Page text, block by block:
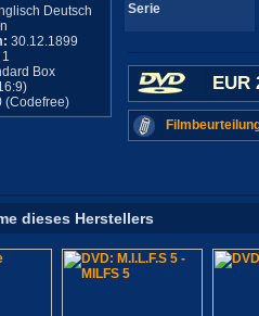
Deutsch
30.12.1899
1
Box
(Codefree)
Serie
EUR
dieses Herstellers